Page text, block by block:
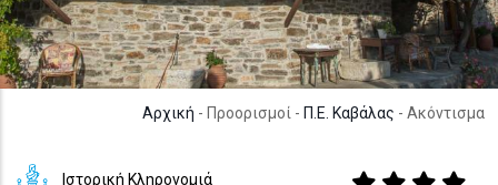
Αρχική - Προορισμοί - Π.Ε. Καβάλας - Ακόντισμα
Ιστορική Κληρονομιά